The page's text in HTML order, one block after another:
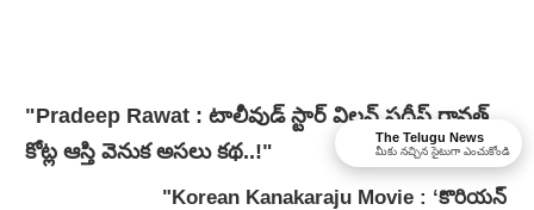
"Pradeep Rawat : టాలీవుడ్ స్టార్ విలన్ ప్రదీప్ రావత్..
కోట్ల ఆస్తి వెనుక అసలు కథ..!"
"Korean Kanakaraju Movie : ‘కొరియన్
The Telugu News
మీకు నచ్చిన సైటుగా ఎంచుకోండి